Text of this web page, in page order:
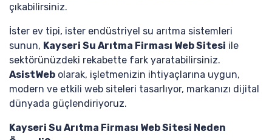
çıkabilirsiniz.
İster ev tipi, ister endüstriyel su arıtma sistemleri
sunun, Kayseri Su Arıtma Firması Web Sitesi ile
sektörünüzdeki rekabette fark yaratabilirsiniz.
AsistWeb olarak, işletmenizin ihtiyaçlarına uygun,
modern ve etkili web siteleri tasarlıyor, markanızı dijital
dünyada güçlendiriyoruz.
Kayseri Su Arıtma Firması Web Sitesi Neden